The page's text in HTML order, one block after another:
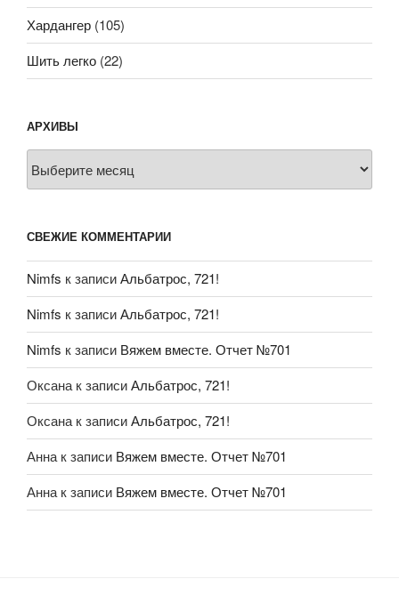
Хардангер (105)
Шить легко (22)
АРХИВЫ
СВЕЖИЕ КОММЕНТАРИИ
Nimfs к записиАльбатрос, 721!
Nimfs к записиАльбатрос, 721!
Nimfs к записи Вяжем вместе. Отчет №701
Оксанак записиАльбатрос, 721!
Оксанак записиАльбатрос, 721!
Аннак записи Вяжем вместе. Отчет №701
Аннак записи Вяжем вместе. Отчет №701